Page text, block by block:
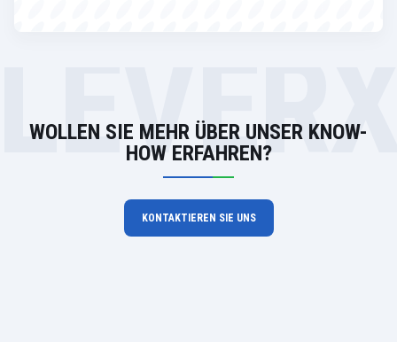
WOLLEN SIE MEHR ÜBER UNSER KNOW-
HOW ERFAHREN?
KONTAKTIEREN SIE UNS